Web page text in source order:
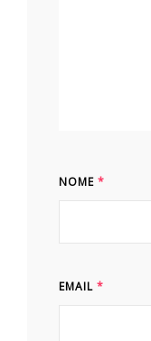
NOME *
EMAIL *